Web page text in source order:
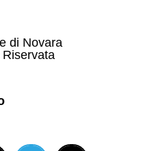
di Novara